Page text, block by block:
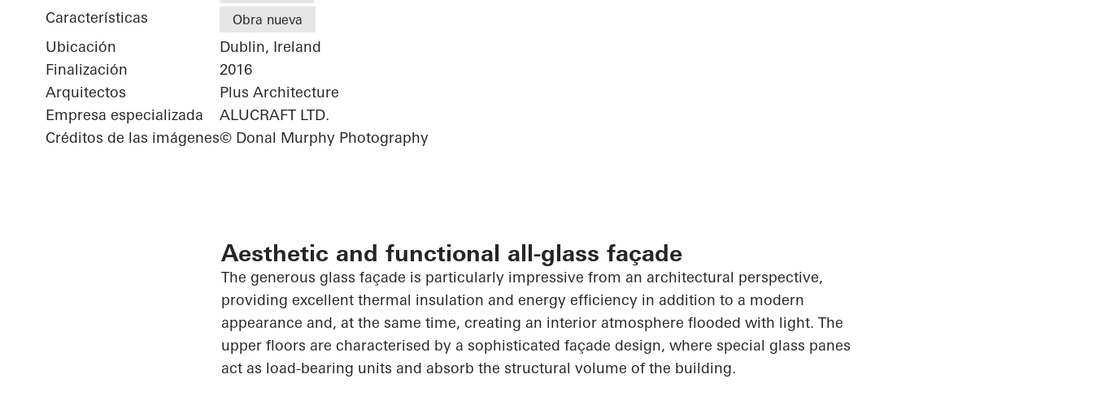
Características Obra nueva
Ubicación
Dublin, Ireland
Finalización
2016
Arquitectos
Plus Architecture
Empresa especializada
ALUCRAFT LTD.
Créditos de las imágenes© Donal Murphy Photography
Aesthetic and functional all-glass façade
The generous glass façade is particularly impressive from an architectural perspective,
providing excellent thermal insulation and energy efficiency in addition to a modern
appearance and, at the same time, creating an interior atmosphere flooded with light. The
upper floors are characterised by a sophisticated façade design, where special glass panes
act as load-bearing units and absorb the structural volume of the building.